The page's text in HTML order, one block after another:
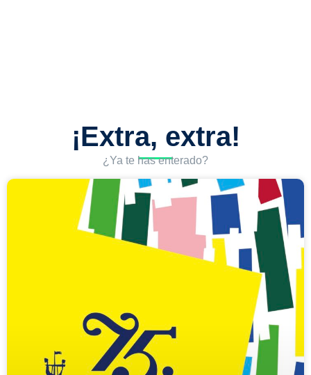
¡Extra, extra!
¿Ya te has enterado?